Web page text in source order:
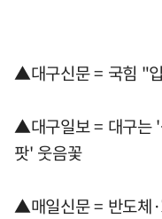
▲대구신문 = 국힘 "
▲대구일보 = 대구는
팟' 웃음꽃
▲매일신문 = 반도체